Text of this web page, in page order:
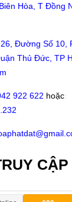
Hòa, T Đồng
Đường Số 10,
Thủ Đức, TP
42 922 622 hoặc:
CẬP